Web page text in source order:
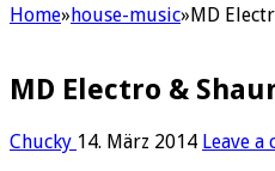
Home»house-music»MD
MD Electro &
Chucky 14. März 2014 Leave a